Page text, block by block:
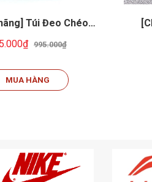
Túi Đeo Chéo
CROSSBODY 2.0
995.000₫
MUA HÀNG